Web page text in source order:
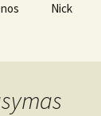
Nick